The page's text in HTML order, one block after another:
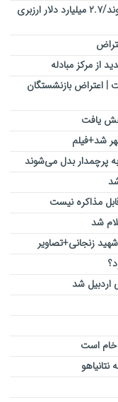
بیمارستانهای آنکارا با تجهیزات ایرانی آماده میشوند/۲.۷ میلیارد دلار ارزبری
اعتراض بازنشستگان
یافت
پرچمدار بدل می‌شوند
مذاکره نیست
شد
اردبیل شد
خام است